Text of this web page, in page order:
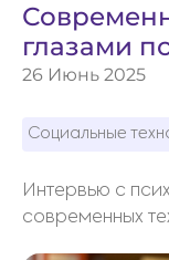
глазами
26 Июнь 2025
Социальные
Интервью с
современных